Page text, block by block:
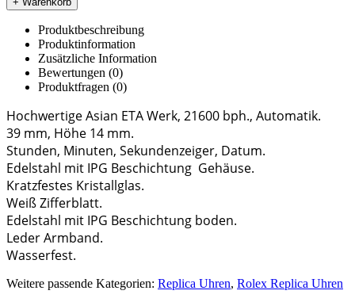
Produktbeschreibung
Produktinformation
Zusätzliche Information
Bewertungen (0)
Produktfragen (0)
Hochwertige Asian ETA Werk, 21600 bph., Automatik.
39 mm, Höhe 14 mm.
Stunden, Minuten, Sekundenzeiger, Datum.
Edelstahl mit IPG Beschichtung Gehäuse.
Kratzfestes Kristallglas.
Weiß Zifferblatt.
Edelstahl mit IPG Beschichtung boden.
Leder Armband.
Wasserfest.
Weitere passende Kategorien: Replica Uhren, Rolex Replica Uhren